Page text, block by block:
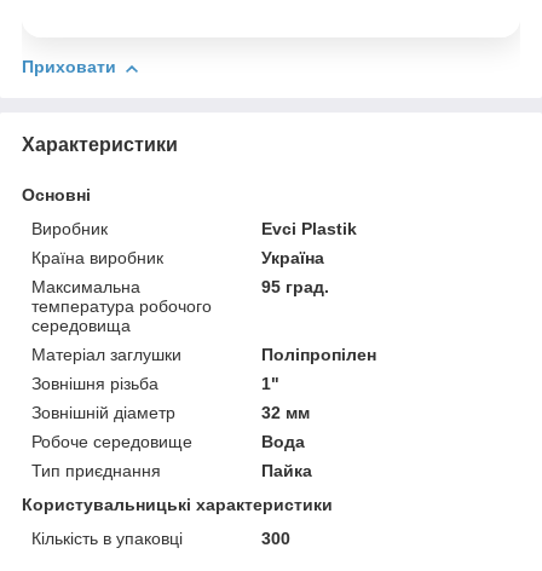
Приховати
Характеристики
Основні
Виробник
Evci Plastik
Країна виробник
Україна
Максимальна
температура робочого
середовища
95 град.
Матеріал заглушки
Поліпропілен
Зовнішня різьба
1"
Зовнішній діаметр
32 мм
Робоче середовище
Вода
Тип приєднання
Пайка
Користувальницькі характеристики
Кількість в упаковці
300